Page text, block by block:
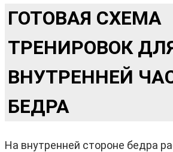
ГОТОВАЯ СХЕМА
ТРЕНИРОВОК
ВНУТРЕННЕЙ
БЕДРА
На внутренней стороне бедра